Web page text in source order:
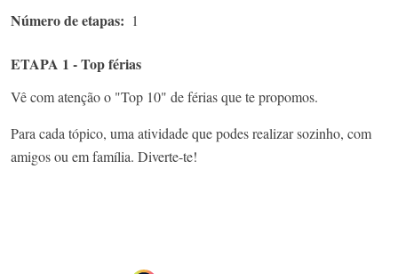
Número de etapas 1
ETAPA 1 - Top férias
Vê com atenção o "Top 10" de férias que te propomos​.
Para cada tópico, uma atividade que podes realizar sozinho, com
amigos ou em família. Diverte-te!